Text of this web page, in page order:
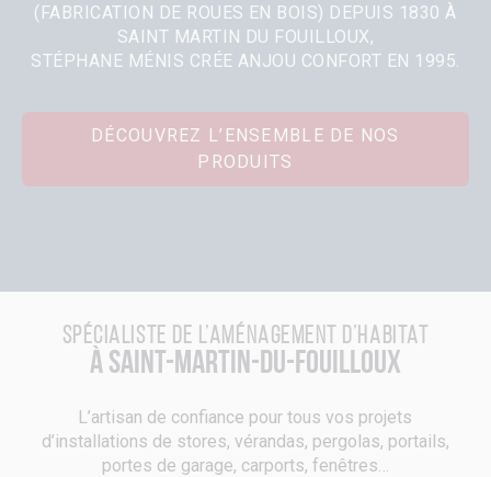
(FABRICATION DE ROUES EN BOIS) DEPUIS 1830 À
SAINT MARTIN DU FOUILLOUX,
STÉPHANE MÉNIS CRÉE ANJOU CONFORT EN 1995.
DÉCOUVREZ L’ENSEMBLE DE NOS
PRODUITS
Spécialiste de l’aménagement d’habitat
à Saint-Martin-du-Fouilloux
L’artisan de confiance pour tous vos projets
d’installations de stores, vérandas, pergolas, portails,
portes de garage, carports, fenêtres…